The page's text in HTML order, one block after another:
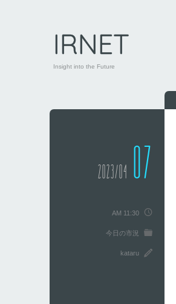
IRNET
Insight into the Future
2023/04 07
AM 11:30
今日の市況
kataru